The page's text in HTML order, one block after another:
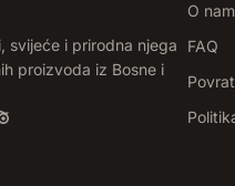
svijeće i prirodna njega
proizvoda iz Bosne i
O
FAQ